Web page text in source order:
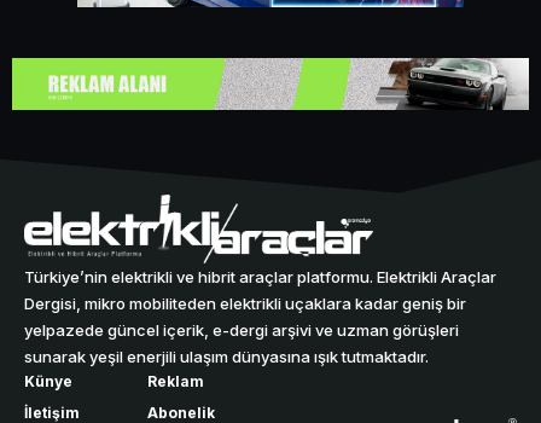
Türkiye’nin elektrikli ve hibrit araçlar platformu. Elektrikli Araçlar
Dergisi, mikro mobiliteden elektrikli uçaklara kadar geniş bir
yelpazede güncel içerik, e-dergi arşivi ve uzman görüşleri
sunarak yeşil enerjili ulaşım dünyasına ışık tutmaktadır.
Künye
İletişim
Reklam
Abonelik